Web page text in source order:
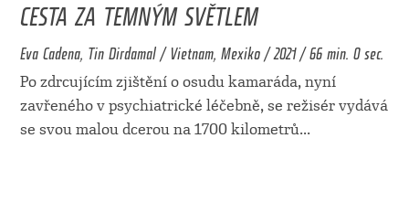
CESTA ZA TEMNÝM SVĚTLEM
Eva Cadena, Tin Dirdamal / Vietnam, Mexiko / 2021 / 66 min. 0 sec.
Po zdrcujícím zjištění o osudu kamaráda, nyní
zavřeného v psychiatrické léčebně, se režisér vydává
se svou malou dcerou na 1700 kilometrů...